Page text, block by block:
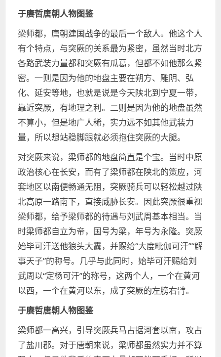
于赓哲唐朝人物图鉴
梁师都，唐朝建国战争的最后一个敌人。他这个人
有个特点，与突厥的关系最为紧密，虽然当时北方
各路武装力量都和突厥有瓜葛，但都不如他那么紧
密。一则是因为他的地盘主要在朔方、雕阴、弘
化、延安等地，也就是说是今天陕北到宁夏一带，
靠近突厥，有地理之利。二则是因为他的地盘虽然
不算小，但是地广人稀，实力远不如其他武装力
量，所以想站稳脚跟就必须抱住突厥的大腿。
对突厥来说，梁师都的地盘简直是个宝。当时中原
政治核心在长安，而有了梁师都在陕北的策应，河
套地区以南便畅通无阻，突厥骑兵可以轻松越过陕
北高原一路南下，直接威胁长安。因此突厥很重视
梁师都，给予梁师都的待遇与刘武周基本相当。当
时梁师都自立为帝，国号为梁，年号为永隆。突厥
始毕可汗送他狼头大纛，并赐给“大度毗伽可汗”“解
事天子”的称号。几乎与此同时，始毕可汗赐给刘
武周以“定杨可汗”的称号，这两个人，一个在黄河
以西，一个在黄河以东，成了突厥的左膀右臂。
于赓哲唐朝人物图鉴
梁师都一高兴，引导突厥兵马占据河套以南，攻占
了盐川郡。对于唐朝来说，梁师都虽然实力并不算